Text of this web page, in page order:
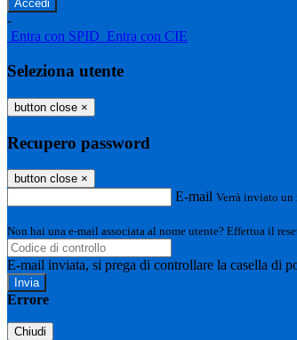
-
Entra con SPID Entra con CIE
Seleziona utente
button close ×
Recupero password
button close ×
E-mail Verrà inviato un
Non hai una e-mail associata al nome utente? Effettua il
E-mail inviata, si prega di controllare la casella di
Errore
Chiudi